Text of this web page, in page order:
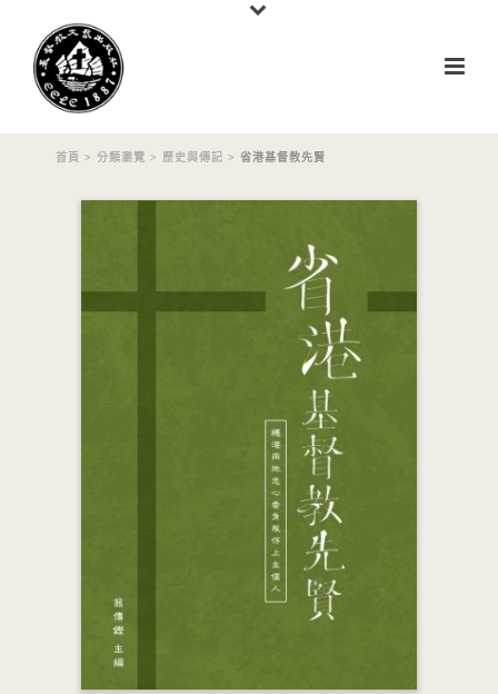
首頁 > 分類瀏覽 > 歷史與傳記 > 省港基督教先賢